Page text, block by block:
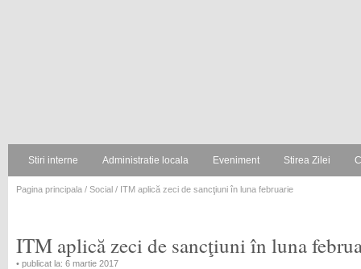
Stiri interne Administratie locala Eveniment Stirea Zilei
Pagina principala / Social / ITM aplică zeci de sancţiuni în luna februarie
ITM aplică zeci de sancţiuni în luna
• publicat la: 6 martie 2017